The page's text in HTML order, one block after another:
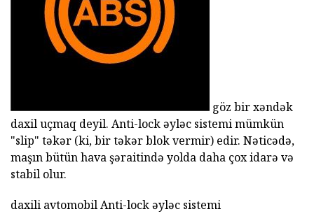
göz bir xəndək
daxil uçmaq deyil. Anti-lock əyləc sistemi mümkün
"slip" təkər (ki, bir təkər blok vermir) edir. Nəticədə,
maşın bütün hava şəraitində yolda daha çox idarə və
stabil olur.
daxili avtomobil Anti-lock əyləc sistemi